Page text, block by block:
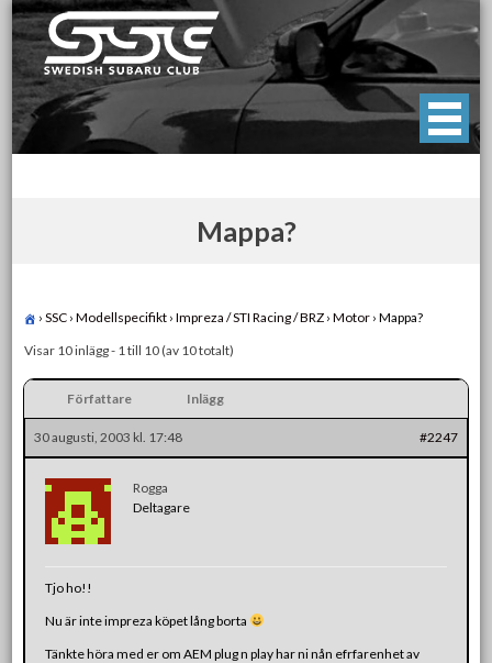
Skip
to
content
Swedish Subaru Club
För oss som älskar Subaru!
Mappa?
› SSC › Modellspecifikt › Impreza / STI Racing / BRZ › Motor › Mappa?
Visar 10 inlägg - 1 till 10 (av 10 totalt)
Författare Inlägg
30 augusti, 2003 kl. 17:48 #2247
Rogga
Deltagare
Tjo ho!!
Nu är inte impreza köpet lång borta
Tänkte höra med er om AEM plug n play har ni nån efrfarenhet av